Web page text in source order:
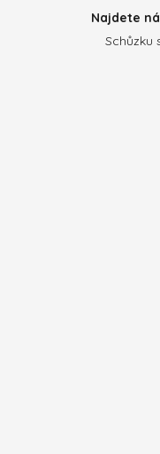
Najdete
Schůzku